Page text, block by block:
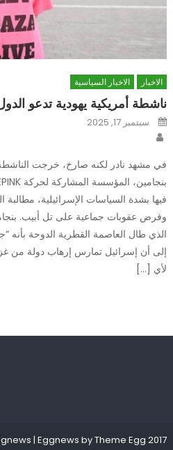
الاخبار الاخبار السياسية
ناشطة أمريكية يهودية تدعو
Posted
onسبتمبر 17, 2025
في مشهد نادر لكنه صارخ، خرجت الناشطة
فيها بشدة السياسات الإسرائيلية، مطالبة
وفرض عقوبات جماعية على تل أبيب.
الذي طال العاصمة القطرية الدوحة بأنه
إلى أن إسرائيل تمارس إرهاب دولة من
لأي […]
2017 eggnews
|Eggnews byTheme Egg